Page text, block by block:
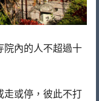
院內的人不超過十
走或停，彼此不打